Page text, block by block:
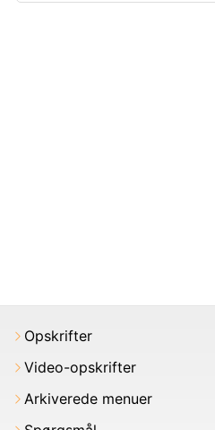
Opskrifter
Video-opskrifter
Arkiverede menuer